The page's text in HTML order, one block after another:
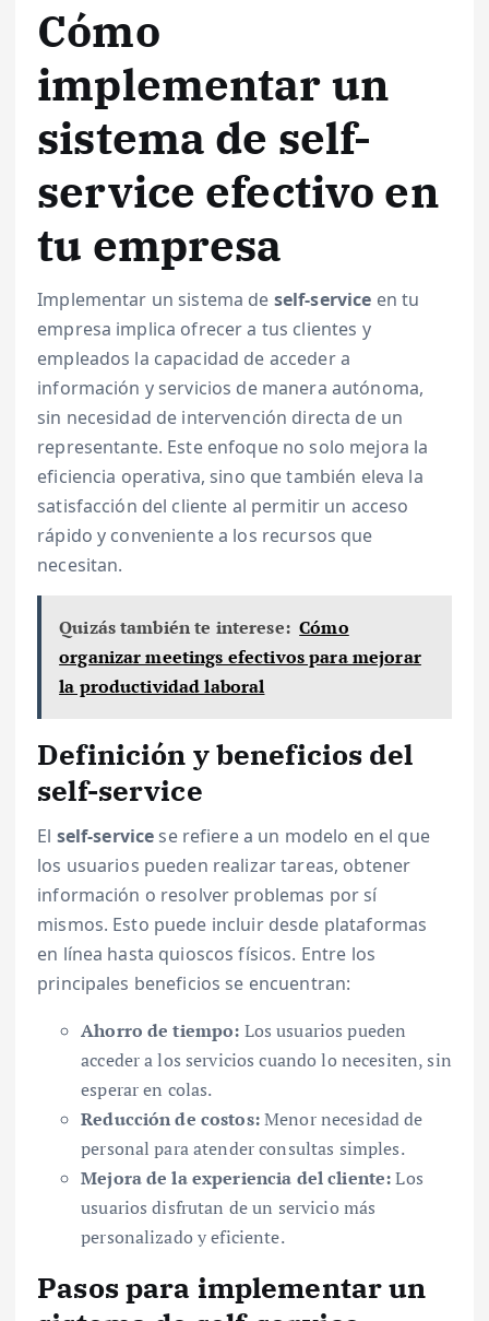
Cómo
implementar un
sistema de self-
service efectivo en
tu empresa
Implementar un sistema de self-service en tu
empresa implica ofrecer a tus clientes y
empleados la capacidad de acceder a
información y servicios de manera autónoma,
sin necesidad de intervención directa de un
representante. Este enfoque no solo mejora la
eficiencia operativa, sino que también eleva la
satisfacción del cliente al permitir un acceso
rápido y conveniente a los recursos que
necesitan.
Quizás también te interese: Cómo
organizar meetings efectivos para mejorar
la productividad laboral
Definición y beneficios del
self-service
El self-servicese refiere a un modelo en el que
los usuarios pueden realizar tareas, obtener
información o resolver problemas por sí
mismos. Esto puede incluir desde plataformas
en línea hasta quioscos físicos. Entre los
principales beneficios se encuentran:
Ahorro de tiempo: Los usuarios pueden
acceder a los servicios cuando lo necesiten, sin
esperar en colas.
Reducción de costos:Menor necesidad de
personal para atender consultas simples.
Mejora de la experiencia del cliente:Los
usuarios disfrutan de un servicio más
personalizado y eficiente.
Pasos para implementar un